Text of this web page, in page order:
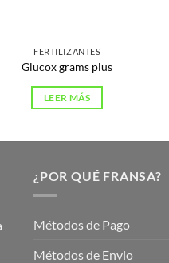
FERTILIZANTES
Glucox grams plus
LEER MÁS
¿POR QUÉ FRANSA?
Métodos de Pago
Métodos de Envio